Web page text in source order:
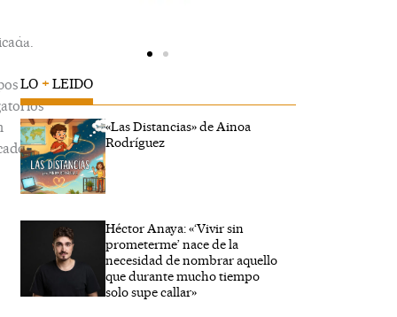
LO +LEIDO
«Las Distancias» de Ainoa
Rodríguez
Héctor Anaya: «‘Vivir sin
prometerme’ nace de la
necesidad de nombrar aquello
que durante mucho tiempo
solo supe callar»